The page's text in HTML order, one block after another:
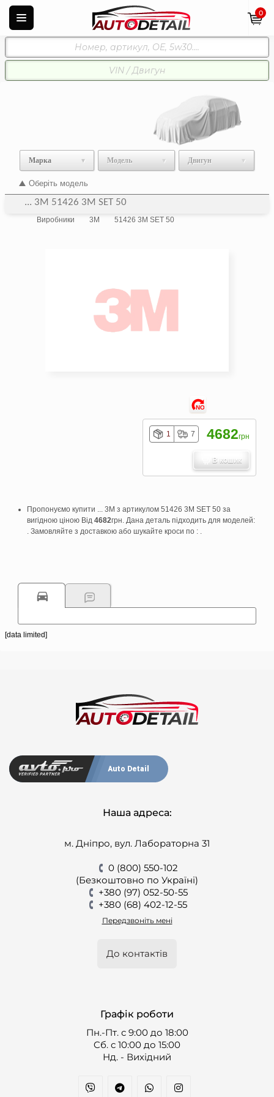
0
Марка Модель Двигун
Оберіть модель
... 3M 51426 3M SET 50
Виробники 3M 51426 3M SET 50
Пропонуємо купити ... 3M з артикулом 51426 3M SET 50 за
вигідною ціною Від 4682грн. Дана деталь підходить для моделей:
. Замовляйте з доставкою або шукайте кроси по : .
NO
1 7 4682грн
В кошик
[data limited]
Auto Detail
Наша адреса:
м. Дніпро, вул. Лабораторна 31
0 (800) 550-102
(Безкоштовно по Україні)
+380 (97) 052-50-55
+380 (68) 402-12-55
Передзвоніть мені
До контактів
Графік роботи
Пн.-Пт. с 9:00 до 18:00
Cб. с 10:00 до 15:00
Нд. - Вихідний